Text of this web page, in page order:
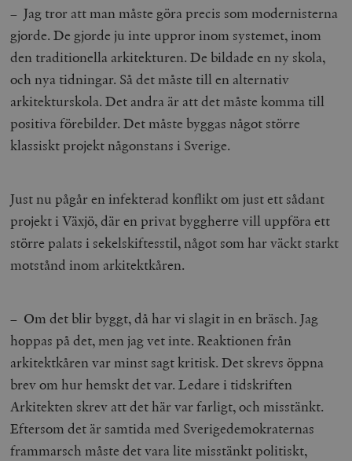
– Jag tror att man måste göra precis som modernisterna
gjorde. De gjorde ju inte uppror inom systemet, inom
den traditionella arkitekturen. De bildade en ny skola,
och nya tidningar. Så det måste till en alternativ
arkitekturskola. Det andra är att det måste komma till
positiva förebilder. Det måste byggas något större
klassiskt projekt någonstans i Sverige.
Just nu pågår en infekterad konflikt om just ett sådant
projekt i Växjö, där en privat byggherre vill uppföra ett
större palats i sekelskiftesstil, något som har väckt starkt
motstånd inom arkitektkåren.
– Om det blir byggt, då har vi slagit in en bräsch. Jag
hoppas på det, men jag vet inte. Reaktionen från
arkitektkåren var minst sagt kritisk. Det skrevs öppna
brev om hur hemskt det var. Ledare i tidskriften
Arkitekten skrev att det här var farligt, och misstänkt.
Eftersom det är samtida med Sverigedemokraternas
frammarsch måste det vara lite misstänkt politiskt,